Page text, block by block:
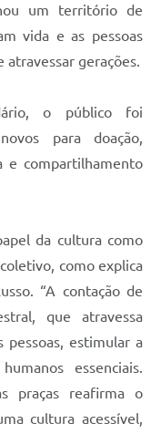
um território de
vida e as pessoas
gerações.
o público foi
para doação,
e compartilhamento
da cultura como
como explica
“A contação de
que atravessa
estimular a
essenciais.
praças reafirma o
cultura acessível,